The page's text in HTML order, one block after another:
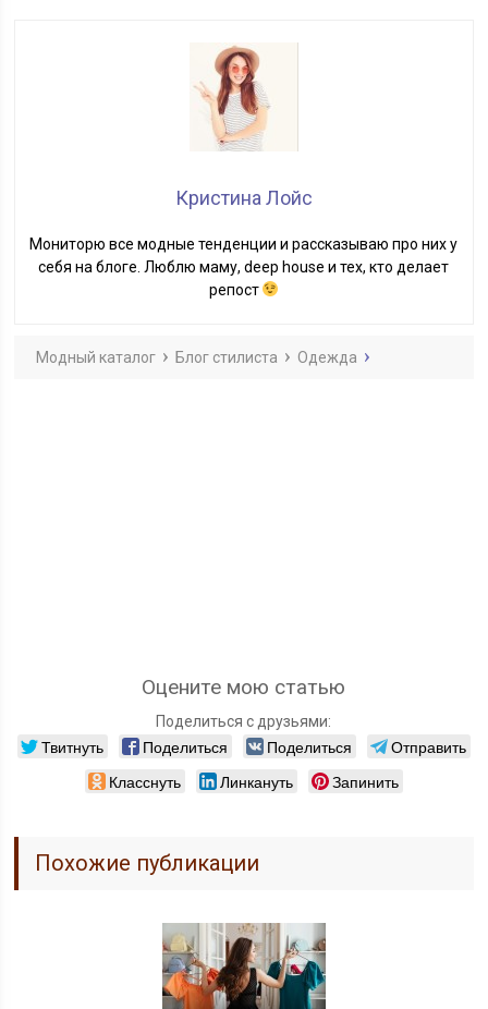
Кристина Лойс
Мониторю все модные тенденции и рассказываю про них у
себя на блоге. Люблю маму, deep house и тех, кто делает
репост
Модный каталог Блог стилиста Одежда
Оцените мою статью
Поделиться с друзьями:
Твитнуть Поделиться Поделиться
Отправить
Класснуть
Линкануть Запинить
Похожие публикации